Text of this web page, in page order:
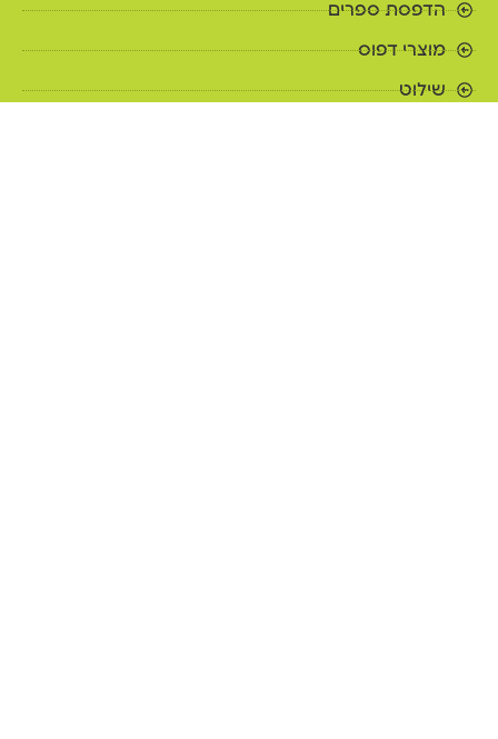
הדפסת ספרים
מוצרי דפוס
שילוט